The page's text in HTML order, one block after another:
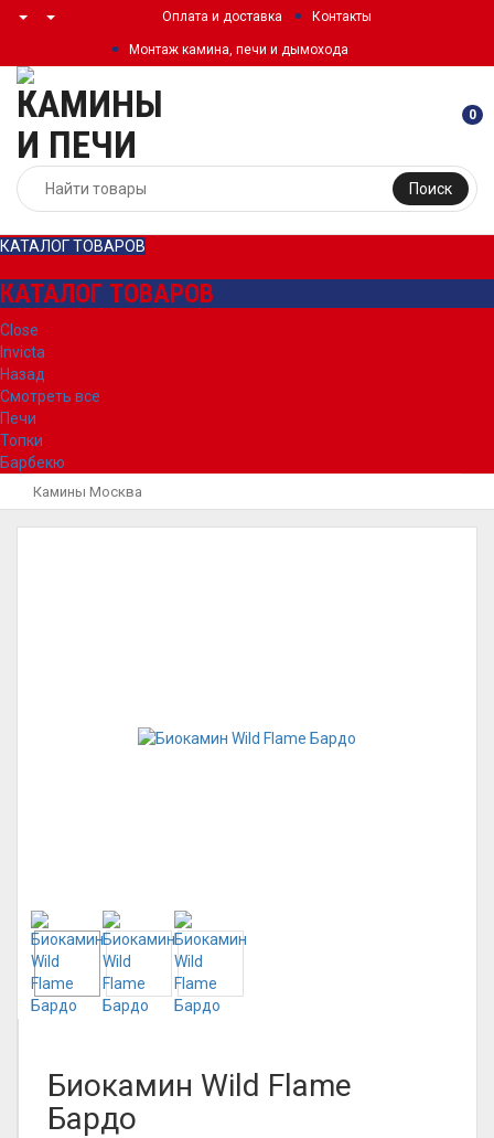
Оплата и доставка Контакты
Монтаж камина, печи и дымохода
Поиск
0
КАТАЛОГ ТОВАРОВ
КАТАЛОГ ТОВАРОВ
Close
Invicta
Назад
Смотреть все
Печи
Топки
Барбекю
Камины Москва
Биокамин Wild Flame
Бардо